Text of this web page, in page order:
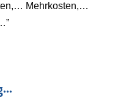
Mehrkosten,…